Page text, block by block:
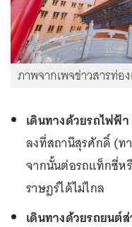
ภาพจากเพจข่าวสารท่อ
เดินทางด้วยรถไฟฟ้า
ลงที่สถานีสุรศักดิ์ (ท
จากนั้นต่อรถแท็กซี่ห
ราษฎร์ได้ไม่ไกล
เดินทางด้วยรถยนต์